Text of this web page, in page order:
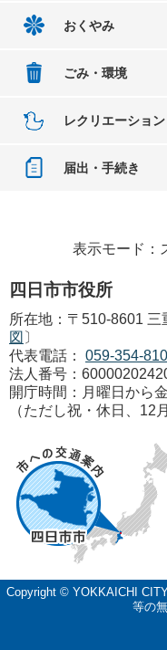
おくやみ
ごみ・環境
レクリエーション
届出・手続き
表示モード：
四日市市役所
所在地：〒510-8601
図 〕
代表電話：
059-354-
法人番号：
開庁時間：月曜日から
（ただし祝・休日、12
Copyright © YOKKAICHI
等の